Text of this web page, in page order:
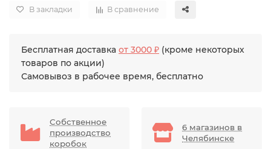
В закладки В сравнение
Бесплатная доставка от 3000 ₽ (кроме некоторых
товаров по акции)
Самовывоз в рабочее время, бесплатно
Собственное
производство
коробок
6 магазинов в
Челябинске